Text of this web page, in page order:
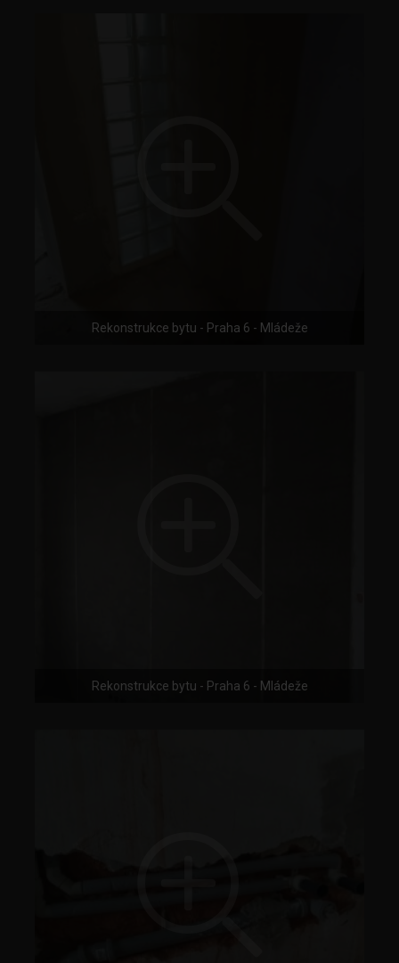
Rekonstrukce bytu - Praha 6 - Mládeže
Rekonstrukce bytu - Praha 6 - Mládeže